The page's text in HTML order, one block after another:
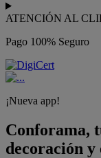
ATENCIÓN AL
Pago 100% Seguro
¡Nueva app!
Conforama,
decoración y